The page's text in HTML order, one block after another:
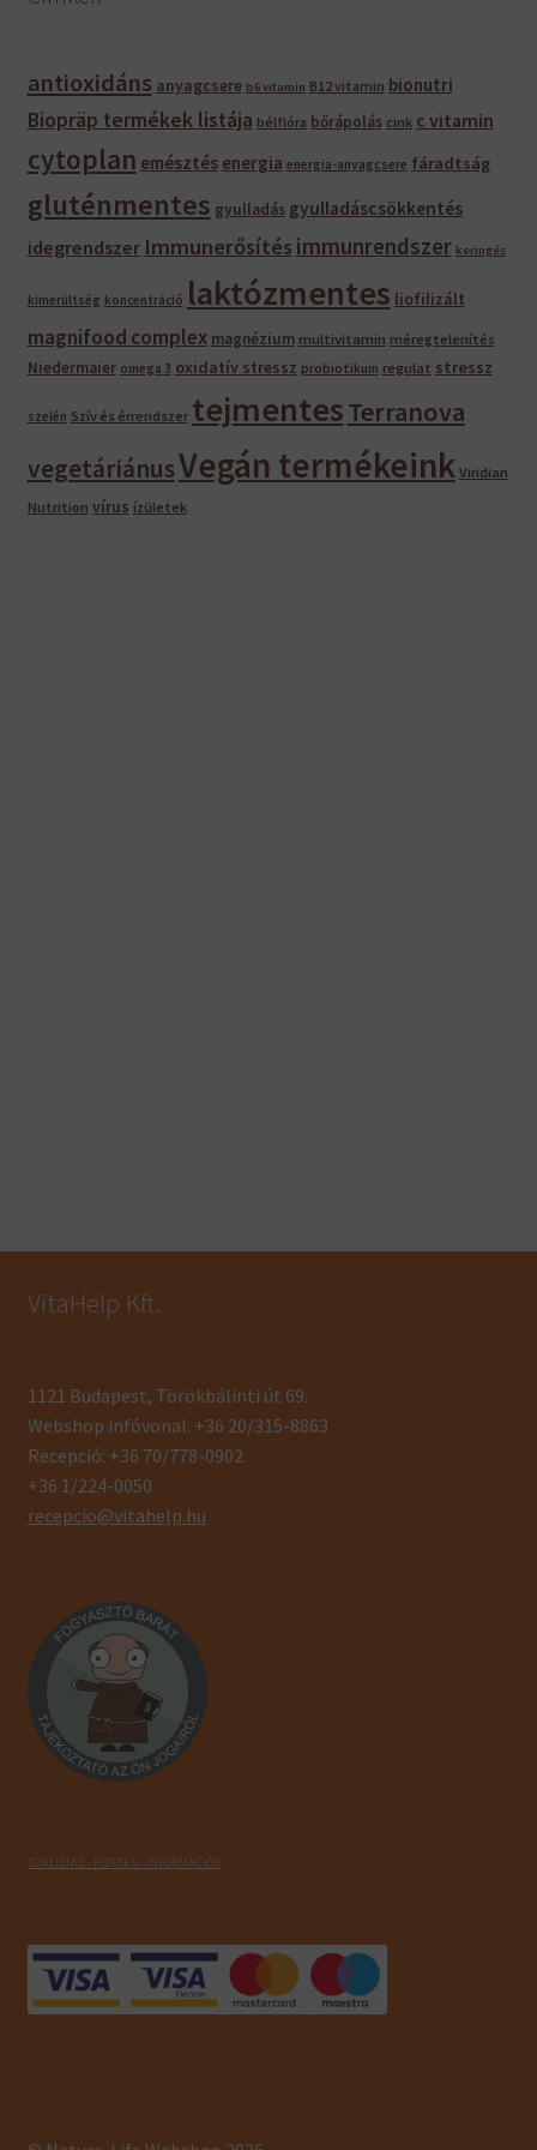
antioxidáns anyagcsere b6 vitamin B12 vitamin bionutri
Biopräp termékek listája bélflóra bőrápolás cink c vitamin
cytoplan emésztés energia energia-anyagcsere fáradtság
gluténmentes gyulladás gyulladáscsökkentés
idegrendszer Immunerősítés immunrendszer keringés
kimerültség koncentráció laktózmentes liofilizált
magnifood complex magnézium multivitamin méregtelenítés
Niedermaier omega 3 oxidatív stressz probiotikum regulat stressz
szelén Szív és érrendszer tejmentesTerranova
vegetáriánusVegán termékeink Viridian
Nutrition vírus ízületek
VitaHelp Kft.
1121 Budapest, Törökbálinti út 69.
Webshop infóvonal: +36 20/315-8863
Recepció: +36 70/778-0902
+36 1/224-0050
recepcio@vitahelp.hu
SZÁLLÍTÁS - FIZETÉS - INFORMÁCIÓK